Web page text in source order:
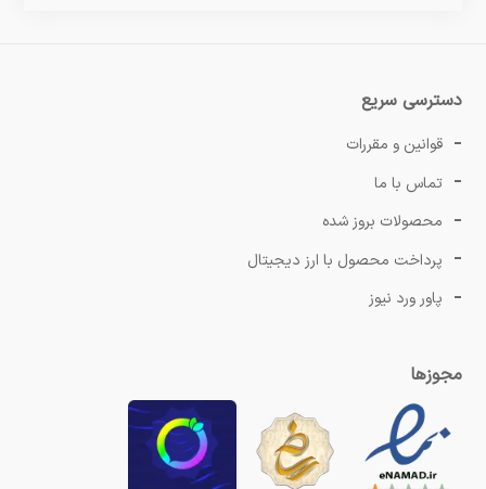
دسترسی سریع
قوانین و مقررات
تماس با ما
محصولات بروز شده
پرداخت محصول با ارز دیجیتال
پاور ورد نیوز
مجوزها